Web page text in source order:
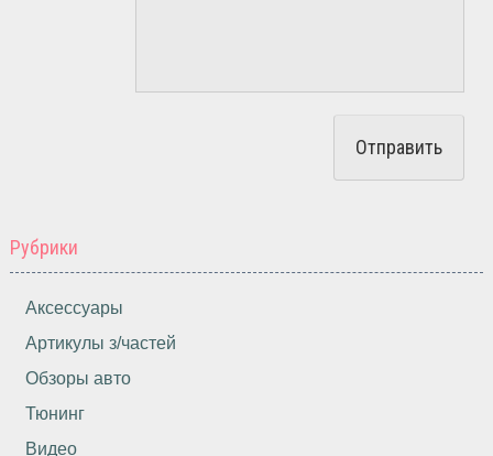
Рубрики
Аксессуары
Артикулы з/частей
Обзоры авто
Тюнинг
Видео